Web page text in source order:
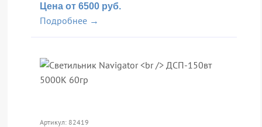
Цена от 6500 руб.
Подробнее →
Артикул: 82419